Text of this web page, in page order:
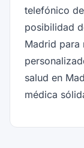
telefónico
posibilidad
Madrid para
salud en
médica